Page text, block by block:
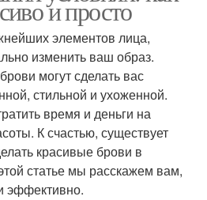
и просто
элементов лица,
изменить ваш образ.
могут сделать вас
стильной и ухоженной.
время и деньги на
К счастью, существует
красивые брови в
статье мы расскажем вам,
эффективно.